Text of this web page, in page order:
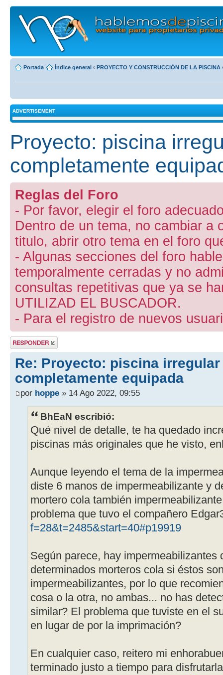
Portada Índice general ‹ PROYECTO Y CONSTRUCCIÓN DE LA PISCINA
ADVERTISEMENT
Proyecto: piscina
completamente
Reglas del Foro
- Por favor, elegir el foro
Dentro de un tema, no cambiar a
titulo, abrir otro tema en el foro
- Algunas secciones del foro
temporalmente cerradas y no
consultas repetitivas que ya se
UTILIZAD EL BUSCADOR.
- Para el registro de nuevos
Publicar una
respuesta
Re: Proyecto: piscina irregular
completamente equipada
por hoppe » 14 Ago 2022, 09:55
BhEaN escribió:
Qué nivel de detalle, te ha quedado
piscinas más originales que he visto,
Aunque leyendo el tema de la
diste 6 manos de impermeabilizante y
mortero cola también
problema que tuvo el compañero
f=28&t=2485&start=40#p19919
Según parece, hay impermeabilizantes
determinados morteros cola si éstos
impermeabilizantes, por lo que
cosa o la otra, no ambas... no has
similar? El problema que tuviste en el
en lugar de por la imprimación?
En cualquier caso, reitero mi
terminado justo a tiempo para